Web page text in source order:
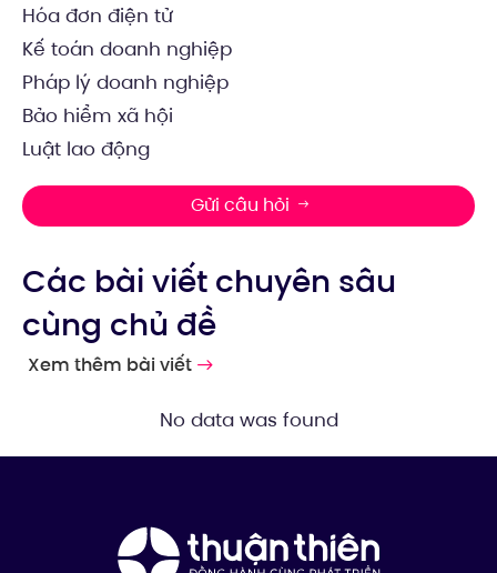
Hóa đơn điện tử
Kế toán doanh nghiệp
Pháp lý doanh nghiệp
Bảo hiểm xã hội
Luật lao động
Gửi câu hỏi
Các bài viết chuyên sâu
cùng chủ đề
Xem thêm bài viết
No data was found